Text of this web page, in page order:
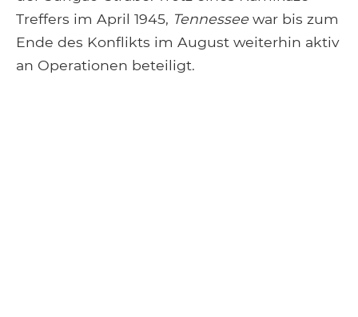
Treffers im April 1945, Tennessee war bis zum
Ende des Konflikts im August weiterhin aktiv
an Operationen beteiligt.